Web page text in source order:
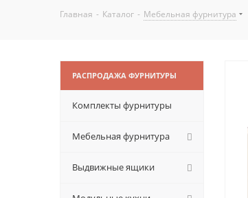
Главная - Каталог - Мебельная фурнитура
РАСПРОДАЖА ФУРНИТУРЫ
Комплекты фурнитуры
Мебельная фурнитура
Выдвижные ящики